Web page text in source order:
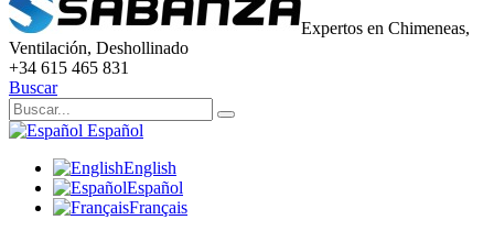
Expertos en Chimeneas,
Ventilación, Deshollinado
+34 615 465 831
Buscar
Español
English
Español
Français